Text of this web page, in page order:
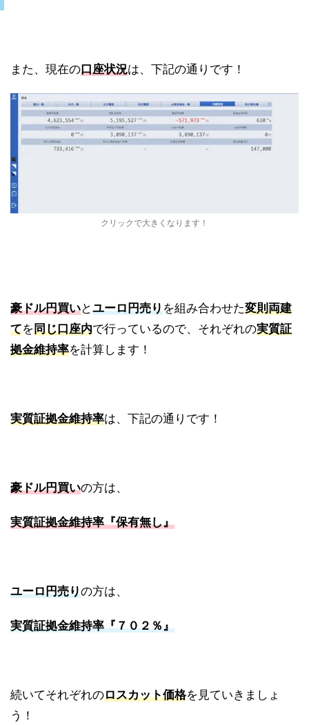
また、現在の口座状況は、下記の通りです！
クリックで大きくなります！
豪ドル円買いとユーロ円売りを組み合わせた変則両建
てを同じ口座内で行っているので、それぞれの実質証
拠金維持率を計算します！
実質証拠金維持率は、下記の通りです！
豪ドル円買いの方は、
実質証拠金維持率『保有無し』
ユーロ円売りの方は、
実質証拠金維持率『７０２％』
続いてそれぞれのロスカット価格を見ていきましょ
う！